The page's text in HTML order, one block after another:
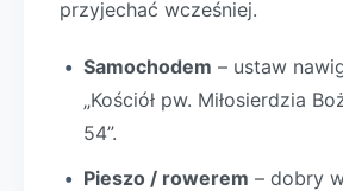
przyjechać wcześniej.
Samochodem – ustaw
„Kościół pw. Miłosierdzia
54”.
Pieszo / rowerem – dobry